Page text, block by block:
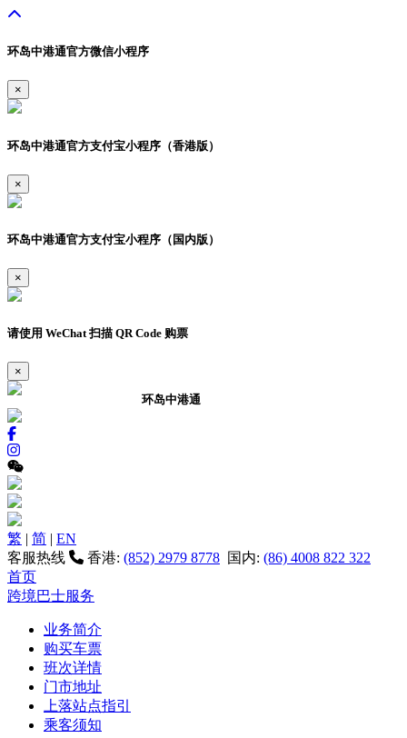
环岛中港通官方微信小程序
×
环岛中港通官方支付宝小程序（香港版）
×
环岛中港通官方支付宝小程序（国内版）
×
请使用 WeChat 扫描 QR Code 购票
×
环岛中港通
繁 | 简 | EN
客服热线
香港: (852) 2979 8778 国内: (86) 4008 822 322
首页
跨境巴士服务
业务简介
购买车票
班次详情
门市地址
上落站点指引
乘客须知